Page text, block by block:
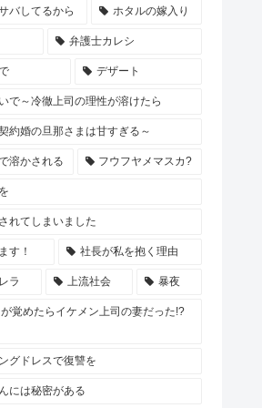
バしてるから ホタルの嫁入り
弁護士カレシ
デザート
で～冷徹上司の理性が溶けたら
約婚の旦那さまは甘すぎる～
溶かされる フウフヤメマスカ?
れてしまいました
す！ 社長が私を抱く理由
ラ 上流社会 暴夜
覚めたらイケメン上司の妻だった!?
グドレスで復讐を
には秘密がある